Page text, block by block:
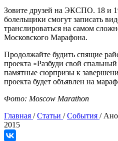
Зовите друзей на ЭКСПО. 18 и
болельщики смогут записать
транслироваться на самом
Московского Марафона.
Продолжайте будить спящие
проекта «Разбуди свой
памятные сюрпризы к
проекта будет объявлен на
Фото: Moscow Marathon
Главная /Статьи /События /
2015